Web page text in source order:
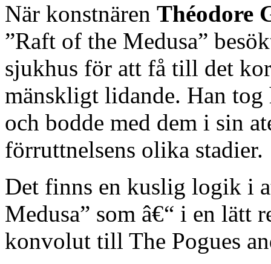
När konstnären Théodore
”Raft of the Medusa”
sjukhus för att få till det
mänskligt lidande. Han tog
och bodde med dem i sin
förruttnelsens olika stadier.
Det finns en kuslig logik i
Medusa” som â€“ i en lätt
konvolut till The Pogues